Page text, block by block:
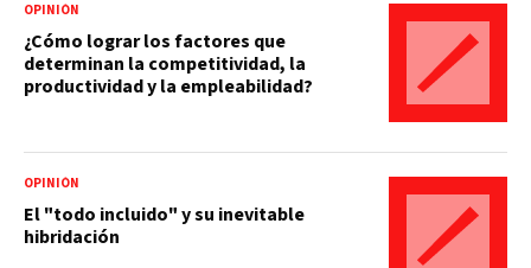
OPINIÓN
¿Cómo lograr los factores que
determinan la competitividad, la
productividad y la empleabilidad?
OPINIÓN
El "todo incluido" y su inevitable
hibridación